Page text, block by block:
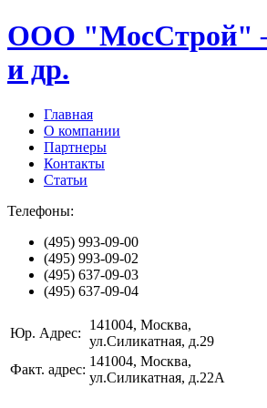
ООО "МосСтрой" —
и др.
Главная
О компании
Партнеры
Контакты
Статьи
Телефоны:
(495) 993-09-00
(495) 993-09-02
(495) 637-09-03
(495) 637-09-04
Юр. Адрес:
141004, Москва,
ул.Силикатная, д.29
Факт. адрес:
141004, Москва,
ул.Силикатная, д.22А